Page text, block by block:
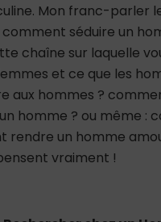
Mon franc-parler
séduire un
chaîne sur laquelle
et ce que les
aux hommes ?
homme ? ou même :
un homme
vraiment !